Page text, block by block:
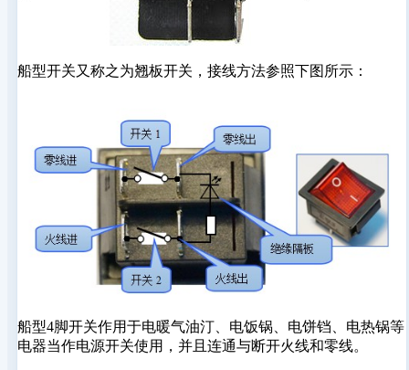
船型开关又称之为翘板开关，接线方法参照下图所示：
船型4脚开关作用于电暖气油汀、电饭锅、电饼铛、电热锅等
电器当作电源开关使用，并且连通与断开火线和零线。